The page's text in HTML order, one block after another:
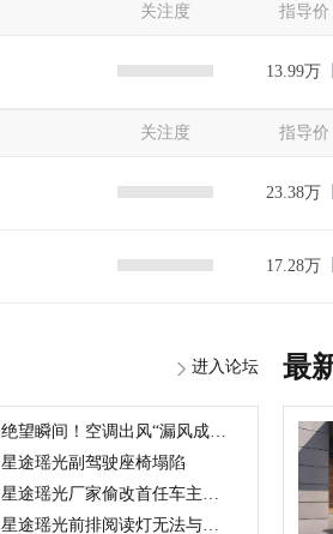
关注度 指导价
13.99万
关注度 指导价
23.38万
17.28万
进入论坛
绝望瞬间！空调出风“漏风成灾”，冻腿如“冰锥刺骨”
星途瑶光副驾驶座椅塌陷
星途瑶光厂家偷改首任车主保养权益
星途瑶光前排阅读灯无法与后排阅读灯同时亮
最